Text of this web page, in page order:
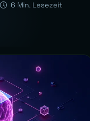
6 Min. Lesezeit